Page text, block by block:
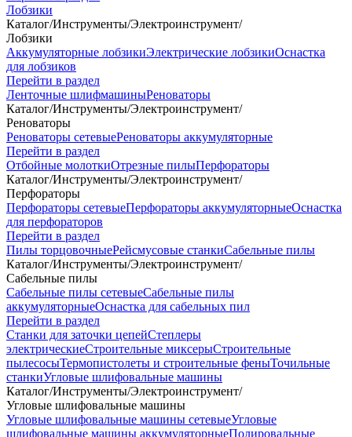
Лобзики
Каталог/Инструменты/Электроинструмент/
Лобзики
Аккумуляторные лобзикиЭлектрические лобзикиОснастка
для лобзиков
Перейти в раздел
Ленточные шлифмашиныРеноваторы
Каталог/Инструменты/Электроинструмент/
Реноваторы
Реноваторы сетевыеРеноваторы аккумуляторные
Перейти в раздел
Отбойные молоткиОтрезные пилыПерфораторы
Каталог/Инструменты/Электроинструмент/
Перфораторы
Перфораторы сетевыеПерфораторы аккумуляторныеОснастка
для перфораторов
Перейти в раздел
Пилы торцовочныеРейсмусовые станкиСабельные пилы
Каталог/Инструменты/Электроинструмент/
Сабельные пилы
Сабельные пилы сетевыеСабельные пилы
аккумуляторныеОснастка для сабельных пил
Перейти в раздел
Станки для заточки цепейСтеплеры
электрическиеСтроительные миксерыСтроительные
пылесосыТермопистолеты и строительные феныТочильные
станкиУгловые шлифовальные машины
Каталог/Инструменты/Электроинструмент/
Угловые шлифовальные машины
Угловые шлифовальные машины сетевыеУгловые
шлифовальные машины аккумуляторныеПолировальные